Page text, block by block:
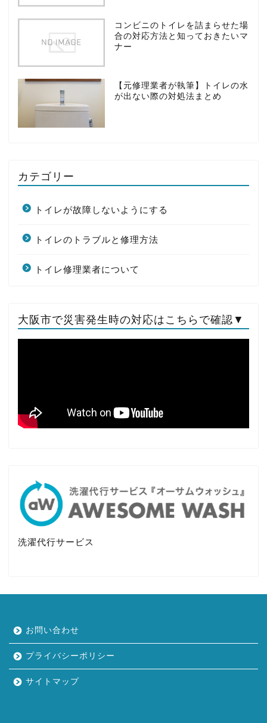
コンビニのトイレを詰まらせた場
合の対応方法と知っておきたいマ
ナー
【元修理業者が執筆】トイレの水
が出ない際の対処法まとめ
カテゴリー
トイレが故障しないようにする
トイレのトラブルと修理方法
トイレ修理業者について
大阪市で災害発生時の対応はこちらで確認▼
洗濯代行サービス
お問い合わせ
プライバシーポリシー
サイトマップ